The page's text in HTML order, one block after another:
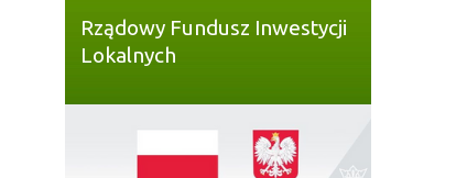
Rządowy Fundusz Inwestycji
Lokalnych